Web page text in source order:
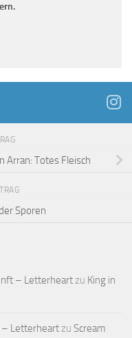
Arran: Totes Fleisch
Sporen
– Letterheartzu King in
– Letterheartzu Scream